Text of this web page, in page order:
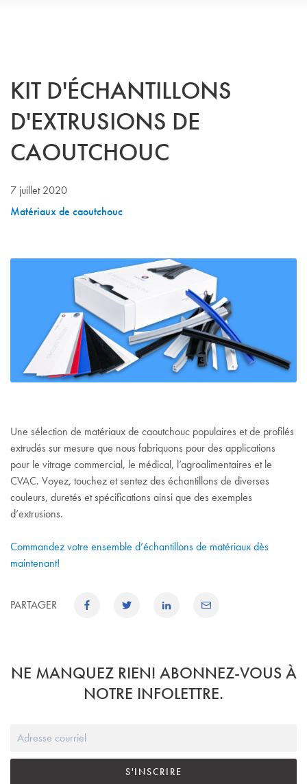
KIT D'ÉCHANTILLONS
D'EXTRUSIONS DE
CAOUTCHOUC
7 juillet 2020
Matériaux de caoutchouc
Une sélection de matériaux de caoutchouc populaires et de profilés
extrudés sur mesure que nous fabriquons pour des applications
pour le vitrage commercial, le médical, l’agroalimentaires et le
CVAC. Voyez, touchez et sentez des échantillons de diverses
couleurs, duretés et spécifications ainsi que des exemples
d’extrusions.
Commandez votre ensemble d’échantillons de matériaux dès
maintenant!
PARTAGER
NE MANQUEZ RIEN! ABONNEZ-VOUS À
NOTRE INFOLETTRE.
S'INSCRIRE